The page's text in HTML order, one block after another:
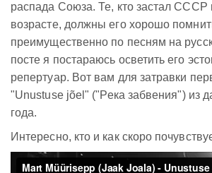
распада Союза. Те, кто застал СССР
возрасте, должны его хорошо
преимущественно по песням на
посте я постараюсь осветить его
репертуар. Вот вам для затравки
"Unustuse jõel" ("Река забвения") из
года.
Интересно, кто и как скоро